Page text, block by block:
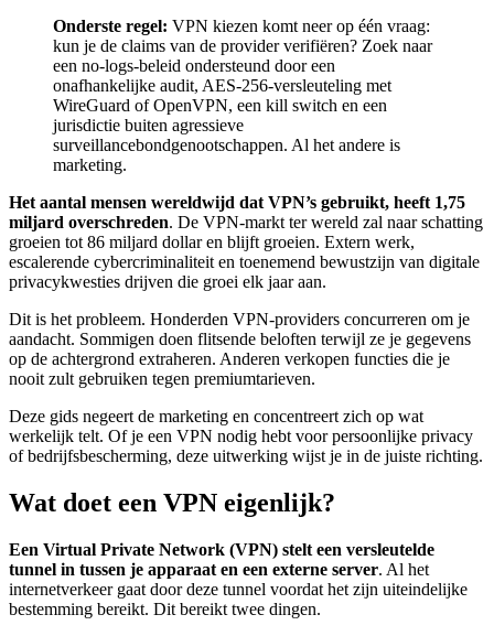
Onderste regel: VPN kiezen komt neer op één vraag:
kun je de claims van de provider verifiëren? Zoek naar
een no-logs-beleid ondersteund door een
onafhankelijke audit, AES-256-versleuteling met
WireGuard of OpenVPN, een kill switch en een
jurisdictie buiten agressieve
surveillancebondgenootschappen. Al het andere is
marketing.
Het aantal mensen wereldwijd dat VPN’s gebruikt, heeft 1,75
miljard overschreden. De VPN-markt ter wereld zal naar schatting
groeien tot 86 miljard dollar en blijft groeien. Extern werk,
escalerende cybercriminaliteit en toenemend bewustzijn van digitale
privacykwesties drijven die groei elk jaar aan.
Dit is het probleem. Honderden VPN-providers concurreren om je
aandacht. Sommigen doen flitsende beloften terwijl ze je gegevens
op de achtergrond extraheren. Anderen verkopen functies die je
nooit zult gebruiken tegen premiumtarieven.
Deze gids negeert de marketing en concentreert zich op wat
werkelijk telt. Of je een VPN nodig hebt voor persoonlijke privacy
of bedrijfsbescherming, deze uitwerking wijst je in de juiste richting.
Wat doet een VPN eigenlijk?
Een Virtual Private Network (VPN) stelt een versleutelde
tunnel in tussen je apparaat en een externe server. Al het
internetverkeer gaat door deze tunnel voordat het zijn uiteindelijke
bestemming bereikt. Dit bereikt twee dingen.